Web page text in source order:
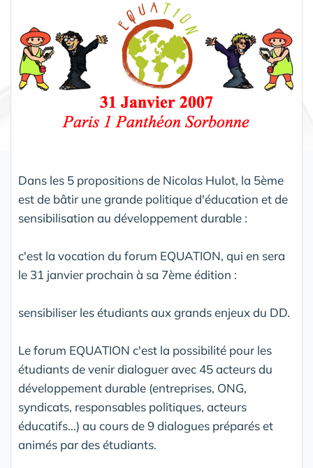
Dans les 5 propositions de Nicolas Hulot, la 5ème
est de bâtir une grande politique d'éducation et de
sensibilisation au développement durable :
c'est la vocation du forum EQUATION, qui en sera
le 31 janvier prochain à sa 7ème édition :
sensibiliser les étudiants aux grands enjeux du DD.
Le forum EQUATION c'est la possibilité pour les
étudiants de venir dialoguer avec 45 acteurs du
développement durable (entreprises, ONG,
syndicats, responsables politiques, acteurs
éducatifs...) au cours de 9 dialogues préparés et
animés par des étudiants.